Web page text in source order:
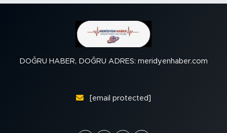
DOĞRU HABER, DOĞRU ADRES: meridyenhaber.com
[email protected]